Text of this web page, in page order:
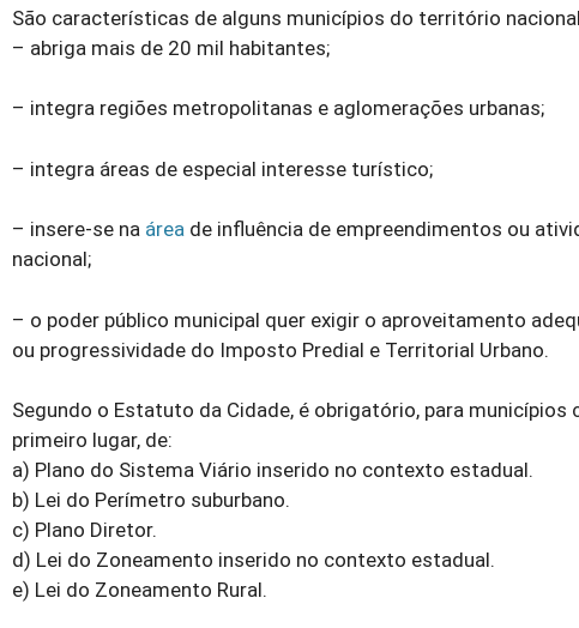
São características de alguns municípios do território
– abriga mais de 20 mil habitantes;
– integra regiões metropolitanas e aglomerações urbanas;
– integra áreas de especial interesse turístico;
– insere-se na área de inﬂuência de empreendimentos ou
nacional;
– o poder público municipal quer exigir o aproveitamento
ou progressividade do Imposto Predial e Territorial Urbano.
Segundo o Estatuto da Cidade, é obrigatório, para
primeiro lugar, de:
a) Plano do Sistema Viário inserido no contexto estadual.
b) Lei do Perímetro suburbano.
c) Plano Diretor.
d) Lei do Zoneamento inserido no contexto estadual.
e) Lei do Zoneamento Rural.